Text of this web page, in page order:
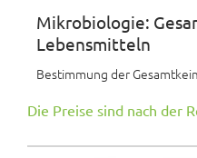
Mikrobiologie:
Lebensmitteln
Bestimmung der
Die Preise sind nach der